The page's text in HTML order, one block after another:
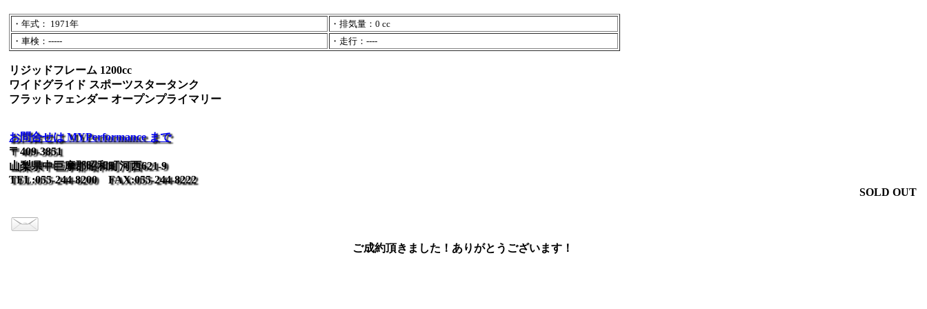
・年式： 1971年
・排気量：0 cc
・車検：-----
・走行：----
リジッドフレーム 1200cc
ワイドグライド スポーツスタータンク
フラットフェンダー オープンプライマリー
お問合せは MYPerformance まで
〒409-3851
山梨県中巨摩郡昭和町河西621-9
TEL:055-244-8200 FAX:055-244-8222
SOLD OUT
ご成約頂きました！ありがとうございます！